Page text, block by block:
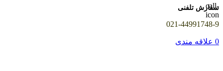
سفارش تلفنی
021-44991748-9
0 علاقه مندی